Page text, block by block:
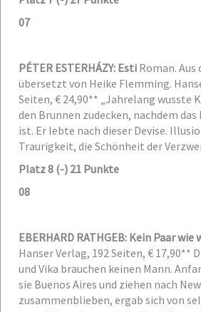
07
PÉTER ESTERHÁZY: Esti Roman. Aus
übersetzt von Heike Flemming.
Seiten, € 24,90** „Jahrelang wusste
den Brunnen zudecken, nachdem
ist. Er lebte nach dieser Devise.
Traurigkeit, die Schönheit der
Platz 8 (-) 21 Punkte
08
EBERHARD RATHGEB: Kein Paar wie
Hanser Verlag, 192 Seiten, € 17,90**
und Vika brauchen keinen Mann.
sie Buenos Aires und ziehen nach
zusammenblieben, ergab sich von